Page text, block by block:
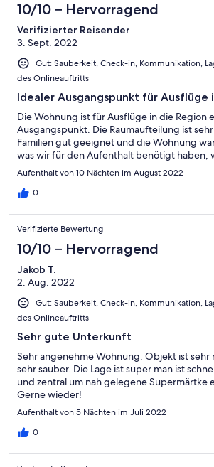
10/10 – Hervorragend
Verifizierter Reisender
3. Sept. 2022
Gut: Sauberkeit, Check-in, Kommunikation,
des Onlineauftritts
Idealer Ausgangspunkt für Ausflüge
Die Wohnung ist für Ausflüge in die Region
Ausgangspunkt. Die Raumaufteilung ist
Familien gut geeignet und die Wohnung
was wir für den Aufenthalt benötigt haben,
Aufenthalt von 10 Nächten im August 2022
0
Verifizierte Bewertung
10/10 – Hervorragend
Jakob T.
2. Aug. 2022
Gut: Sauberkeit, Check-in, Kommunikation,
des Onlineauftritts
Sehr gute Unterkunft
Sehr angenehme Wohnung. Objekt ist sehr
sehr sauber. Die Lage ist super man ist
und zentral um nah gelegene Supermärtke
Gerne wieder!
Aufenthalt von 5 Nächten im Juli 2022
0